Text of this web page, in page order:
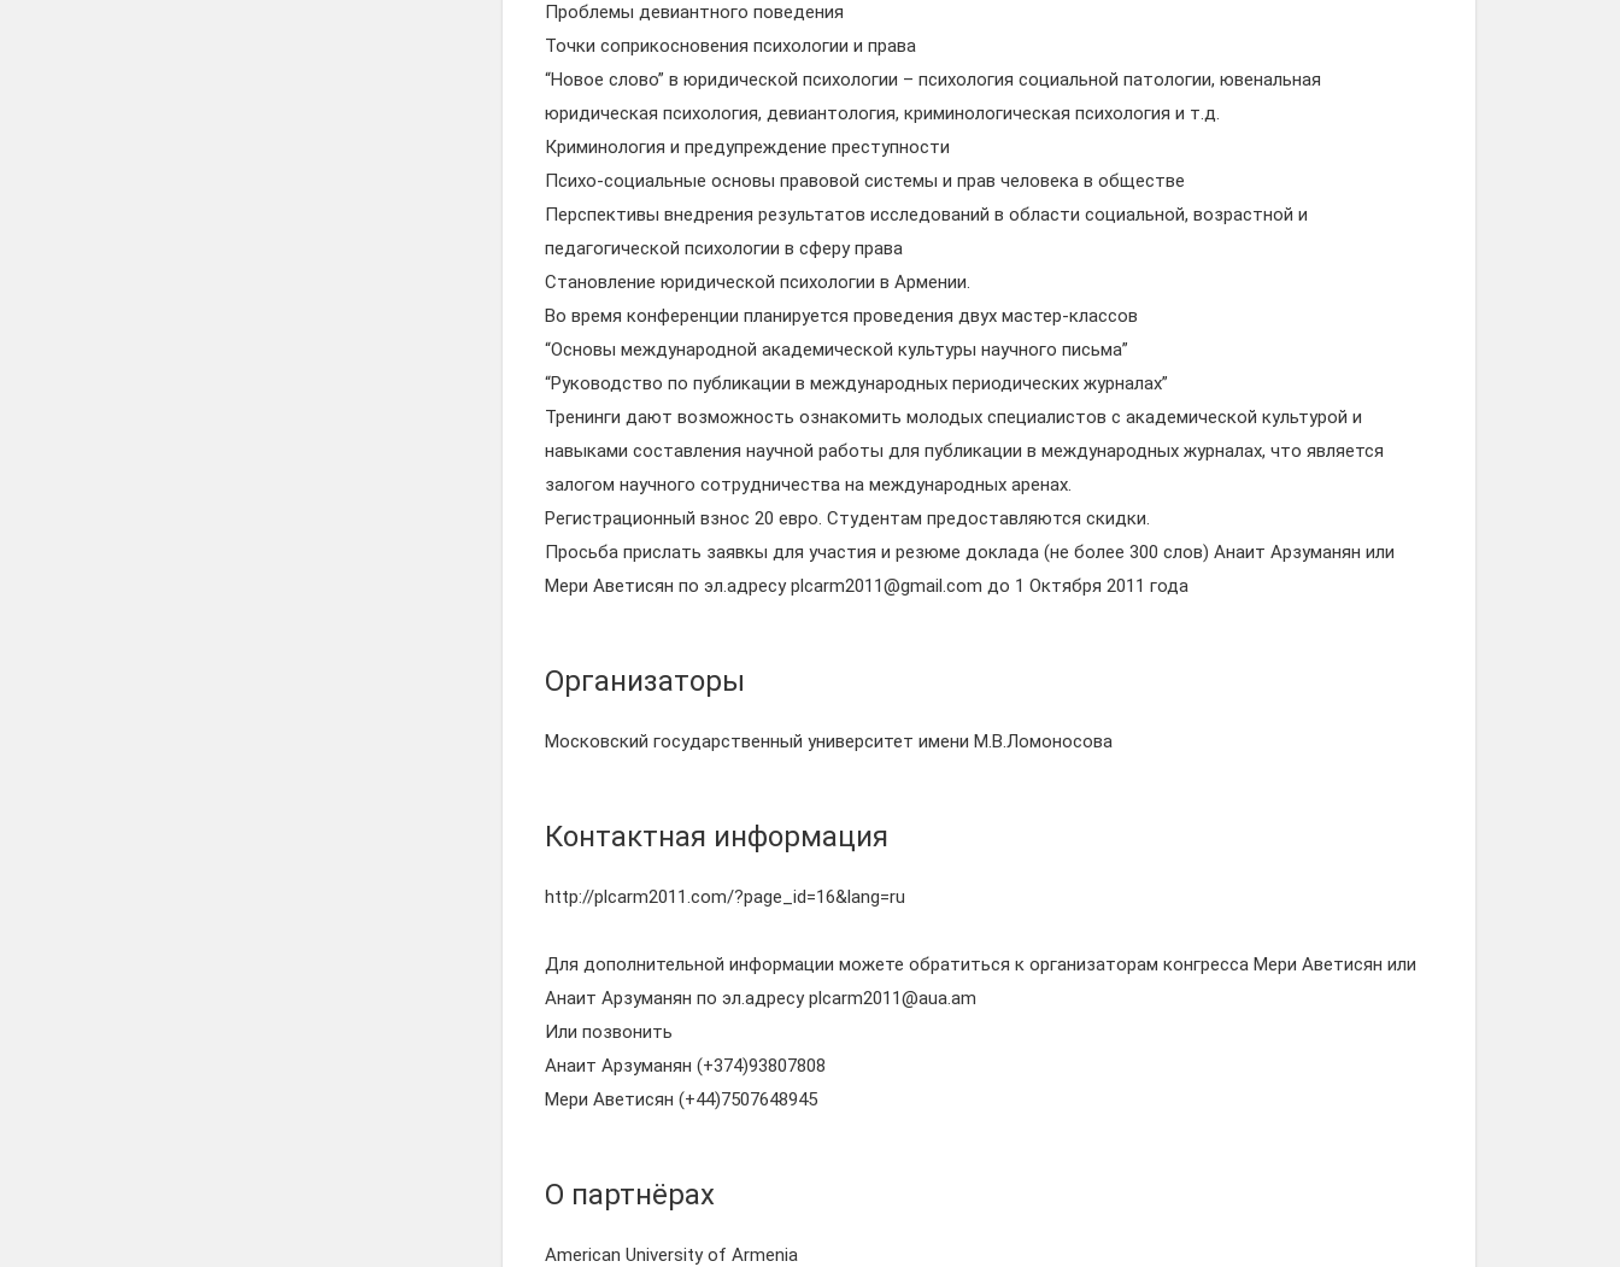
Проблемы девиантного поведения
Точки соприкосновения психологии и права
“Новое слово” в юридической психологии – психология социальной патологии, ювенальная
юридическая психология, девиантология, криминологическая психология и т.д.
Криминология и предупреждение преступности
Психо-социальные основы правовой системы и прав человека в обществе
Перспективы внедрения результатов исследований в области социальной, возрастной и
педагогической психологии в сферу права
Становление юридической психологии в Армении.
Во время конференции планируется проведения двух мастер-классов
“Основы международной академической культуры научного письма”
“Руководство по публикации в международных периодических журналах”
Тренинги дают возможность ознакомить молодых специалистов с академической культурой и
навыками составления научной работы для публикации в международных журналах, что является
залогом научного сотрудничества на международных аренах.
Регистрационный взнос 20 евро. Студентам предоставляются скидки.
Просьба прислать заявкы для участия и резюме доклада (не более 300 слов) Анаит Арзуманян или
Мери Аветисян по эл.адресу plcarm2011@gmail.com до 1 Октября 2011 года
Организаторы
Московский государственный университет имени М.В.Ломоносова
Контактная информация
http://plcarm2011.com/?page_id=16&lang=ru
Для дополнительной информации можете обратиться к организаторам конгресса Мери Аветисян или
Анаит Арзуманян по эл.адресу plcarm2011@aua.am
Или позвонить
Анаит Арзуманян (+374)93807808
Мери Аветисян (+44)7507648945
О партнёрах
American University of Armenia